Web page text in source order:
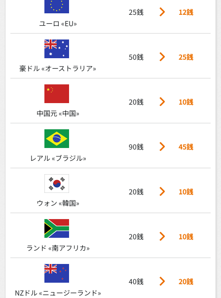
ユーロ «EU»
25銭 12銭
豪ドル «オーストラリア»
50銭 25銭
中国元 «中国»
20銭 10銭
レアル «ブラジル»
90銭 45銭
ウォン «韓国»
20銭 10銭
ランド «南アフリカ»
20銭 10銭
NZドル «ニュージーランド»
40銭 20銭